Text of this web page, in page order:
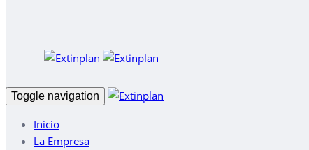
Toggle navigation
Inicio
La Empresa